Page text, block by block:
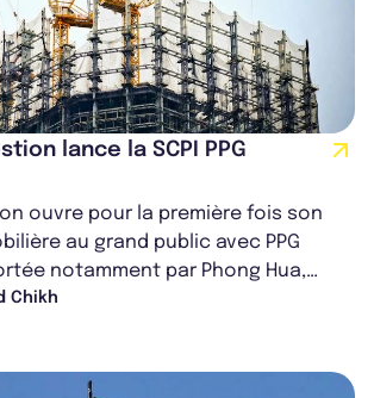
lance la SCPI PPG
ouvre pour la première fois son
au grand public avec PPG
notamment par Phong Hua,
des investissements d...
Chikh